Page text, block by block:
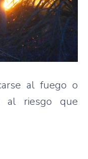
al fuego o
al riesgo que